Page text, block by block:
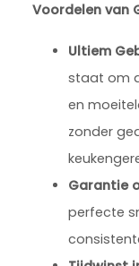
Voordelen van
Ultiem
staat om
en
zonder
Garantie
perfecte